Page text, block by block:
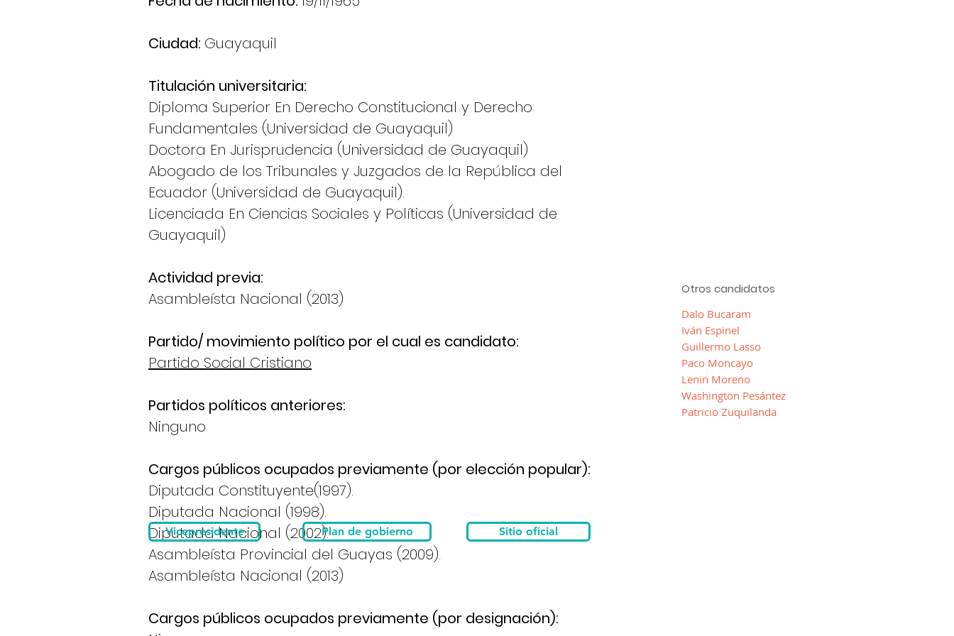
Ciudad: Guayaquil
Titulación universitaria:
Diploma Superior En Derecho Constitucional y Derecho
Fundamentales (Universidad de Guayaquil)
Doctora En Jurisprudencia (Universidad de Guayaquil)
Abogado de los Tribunales y Juzgados de la República del
Ecuador (Universidad de Guayaquil).
Licenciada En Ciencias Sociales y Políticas (Universidad de
Guayaquil)
Actividad previa:
Asambleísta Nacional (2013)
Partido/ movimiento político por el cual es candidato:
Partido Social Cristiano
Partidos políticos anteriores:
Ninguno
Cargos públicos ocupados previamente (por elección popular):
Diputada Constituyente(1997).
Diputada Nacional (1998).
Diputada Nacional (2002).
Asambleísta Provincial del Guayas (2009).
Asambleísta Nacional (2013)
Cargos públicos ocupados previamente (por designación):
Sitio oficial
Vicepresidente Plan de gobierno
Otros candidatos
Dalo Bucaram
Iván Espinel
Guillermo Lasso
Paco Moncayo
Lenin Moreno
Washington Pesántez
Patricio Zuquilanda